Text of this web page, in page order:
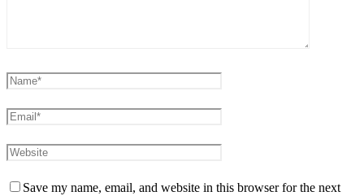
Save my name, email, and website in this browser for the next